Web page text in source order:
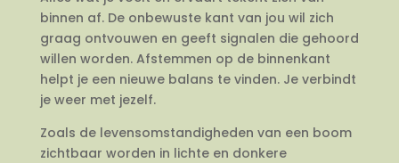
binnen af. De onbewuste kant van jou wil zich
graag ontvouwen en geeft signalen die gehoord
willen worden. Afstemmen op de binnenkant
helpt je een nieuwe balans te vinden. Je verbindt
je weer met jezelf.
Zoals de levensomstandigheden van een boom
zichtbaar worden in lichte en donkere